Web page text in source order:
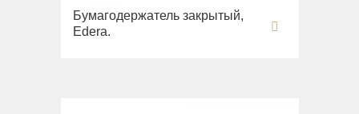
Бумагодержатель закрытый,
Edera.